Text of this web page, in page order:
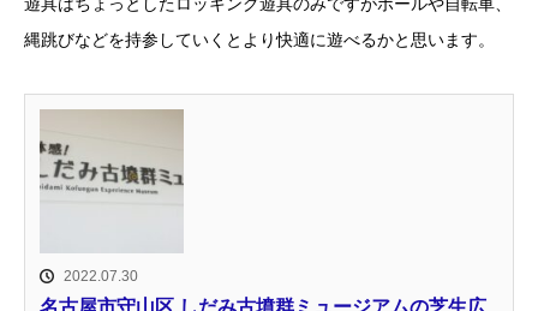
縄跳びなどを持参していくとより快適に遊べるかと思います。
2022.07.30